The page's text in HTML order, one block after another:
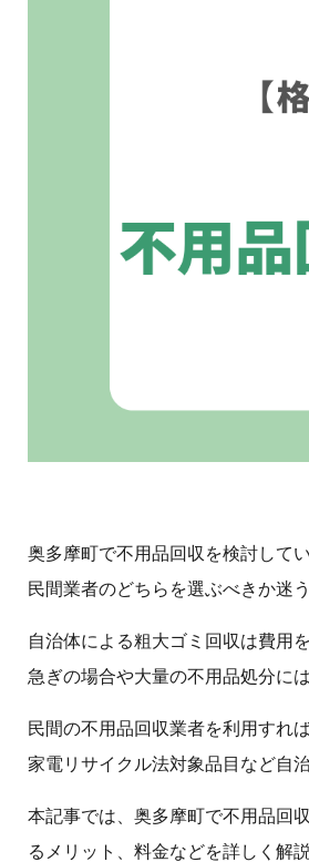
奥多摩町で不用品回収を検討して
民間業者のどちらを選ぶべきか迷
自治体による粗大ゴミ回収は費用
急ぎの場合や大量の不用品処分に
民間の不用品回収業者を利用すれ
家電リサイクル法対象品目など自
本記事では、奥多摩町で不用品回
るメリット、料金などを詳しく解説